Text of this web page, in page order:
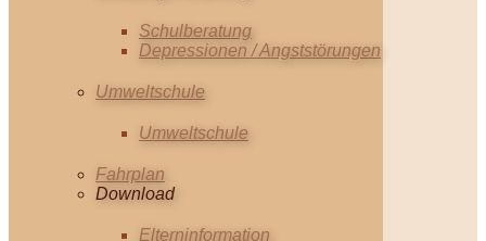
Schulberatung
Depressionen / Angststörungen
Umweltschule
Umweltschule
Fahrplan
Download
Elterninformation